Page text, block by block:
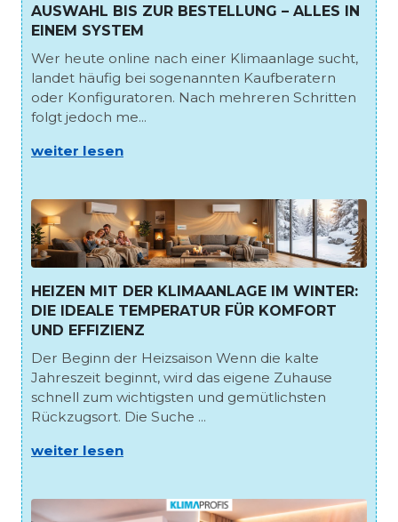
AUSWAHL BIS ZUR BESTELLUNG – ALLES IN
EINEM SYSTEM
Wer heute online nach einer Klimaanlage sucht,
landet häufig bei sogenannten Kaufberatern
oder Konfiguratoren. Nach mehreren Schritten
folgt jedoch me...
weiter lesen
HEIZEN MIT DER KLIMAANLAGE IM WINTER:
DIE IDEALE TEMPERATUR FÜR KOMFORT
UND EFFIZIENZ
Der Beginn der Heizsaison Wenn die kalte
Jahreszeit beginnt, wird das eigene Zuhause
schnell zum wichtigsten und gemütlichsten
Rückzugsort. Die Suche ...
weiter lesen